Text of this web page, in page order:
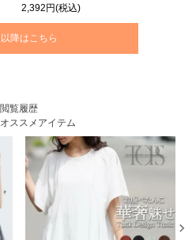
2,392円(税込)
降はこちら
閲覧履歴
ススメアイテム